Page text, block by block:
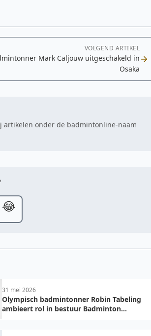
VOLGEND ARTIKEL
Mark Caljouw uitgeschakeld in
Osaka
artikelen onder de badmintonline-naam
😂
31 mei 2026
Olympisch badmintonner Robin Tabeling
ambieert rol in bestuur Badminton